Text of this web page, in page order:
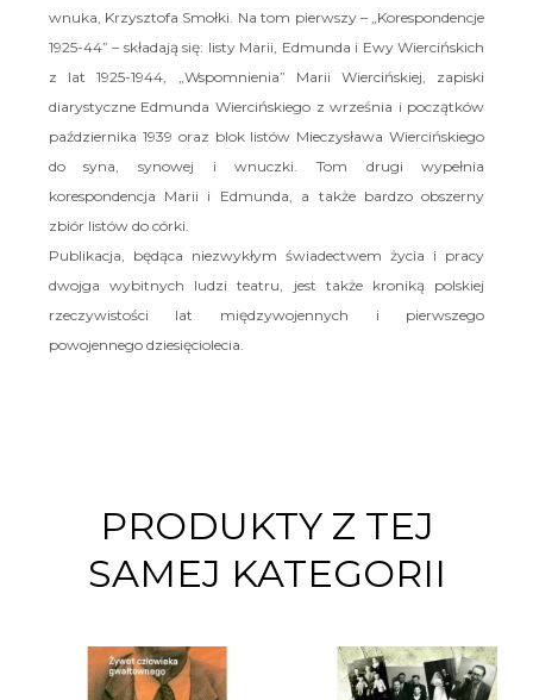
wnuka, Krzysztofa Smołki. Na tom pierwszy – „Korespondencje
1925-44” – składają się: listy Marii, Edmunda i Ewy Wiercińskich
z lat 1925-1944, „Wspomnienia” Marii Wiercińskiej, zapiski
diarystyczne Edmunda Wiercińskiego z września i początków
października 1939 oraz blok listów Mieczysława Wiercińskiego
do syna, synowej i wnuczki. Tom drugi wypełnia
korespondencja Marii i Edmunda, a także bardzo obszerny
zbiór listów do córki.
Publikacja, będąca niezwykłym świadectwem życia i pracy
dwojga wybitnych ludzi teatru, jest także kroniką polskiej
rzeczywistości lat międzywojennych i pierwszego
powojennego dziesięciolecia.
PRODUKTY Z TEJ
SAMEJ KATEGORII